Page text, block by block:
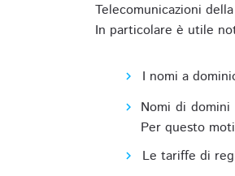
Telecomunicazioni
In particolare è utile
I nomi a
Nomi di
Per questo
Le tariffe di